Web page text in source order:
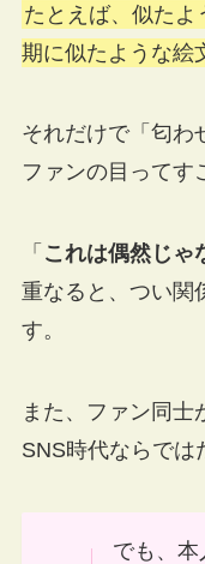
たとえば、似た
期に似たような絵
それだけで「匂わ
ファンの目ってす
「 これは偶然じゃ
重なると、つい関
す。
また、ファン同士
SNS時代ならでは
でも、本